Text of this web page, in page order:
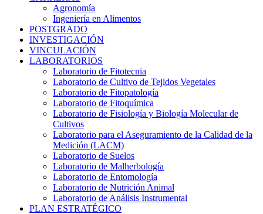
Agronomía
Ingeniería en Alimentos
POSTGRADO
INVESTIGACIÓN
VINCULACIÓN
LABORATORIOS
Laboratorio de Fitotecnia
Laboratorio de Cultivo de Tejidos Vegetales
Laboratorio de Fitopatología
Laboratorio de Fitoquímica
Laboratorio de Fisiología y Biología Molecular de
Cultivos
Laboratorio para el Aseguramiento de la Calidad de la
Medición (LACM)
Laboratorio de Suelos
Laboratorio de Malherbología
Laboratorio de Entomología
Laboratorio de Nutrición Animal
Laboratorio de Análisis Instrumental
PLAN ESTRATÉGICO